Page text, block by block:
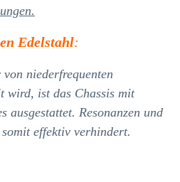
Edelstahl:
niederfrequenten
wird, ist das Chassis mit
ausgestattet. Resonanzen und
effektiv verhindert.